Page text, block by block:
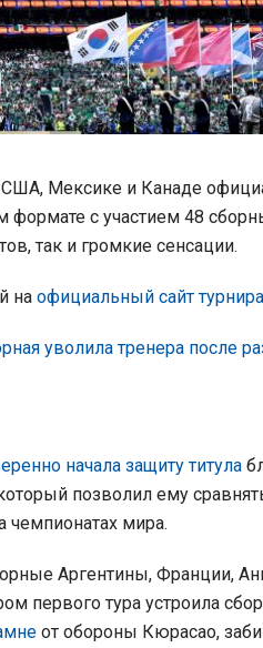
Мексике и Канаде
с участием 48
так и громкие сенсации.
на официальный сайт турнира
уволила тренера после
начала защиту титула
позволил ему
чемпионатах мира.
Аргентины, Франции,
первого тура устроила
от обороны Кюрасао,